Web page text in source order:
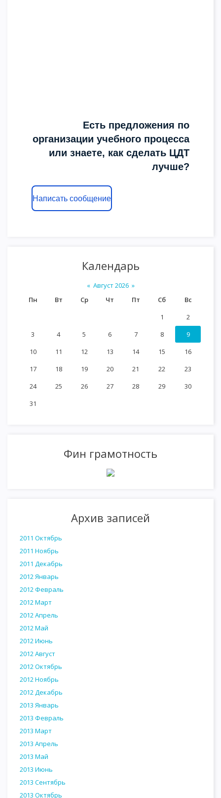
Есть предложения по
организации учебного процесса
или знаете, как сделать ЦДТ
лучше?
Написать сообщение
Календарь
« Август 2026 »
Пн
Вт Ср Чт Пт Сб
Вс
1
2
3
4 5 6 7 8
9
10
11 12 13 14 15
16
17
18 19 20 21 22
23
24
25 26 27 28 29
30
31
Фин грамотность
Архив записей
2011 Октябрь
2011 Ноябрь
2011 Декабрь
2012 Январь
2012 Февраль
2012 Март
2012 Апрель
2012 Май
2012 Июнь
2012 Август
2012 Октябрь
2012 Ноябрь
2012 Декабрь
2013 Январь
2013 Февраль
2013 Март
2013 Апрель
2013 Май
2013 Июнь
2013 Сентябрь
2013 Октябрь